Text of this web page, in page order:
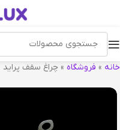
خانه » فروشگاه » چراغ سقف پراید